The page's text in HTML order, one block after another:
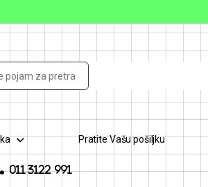
Pratite Vašu pošiljku
011 3122 991